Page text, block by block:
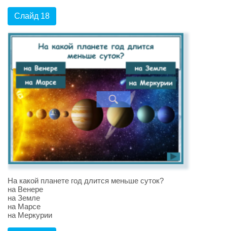
Слайд 18
На какой планете год длится меньше суток?
на Венере
на Земле
на Марсе
на Меркурии